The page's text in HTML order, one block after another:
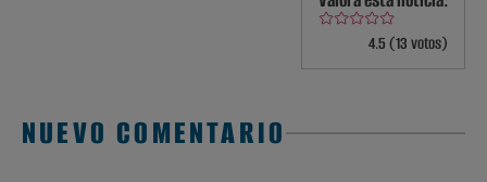
4.5 (13 votos)
NUEVO COMENTARIO